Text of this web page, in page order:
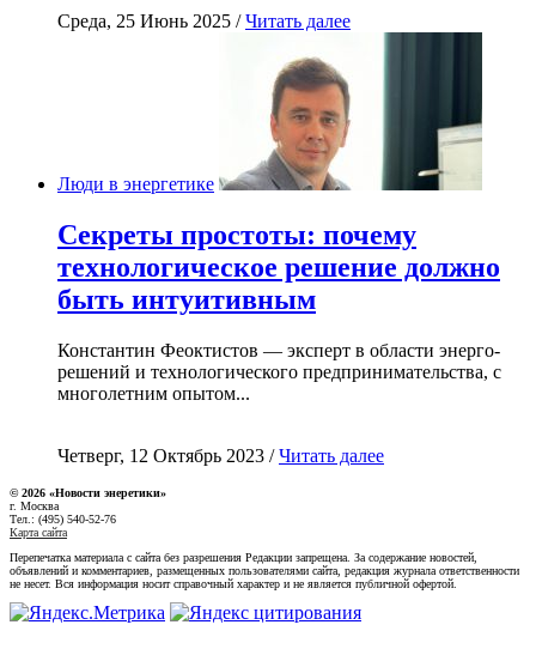
Среда, 25 Июнь 2025 /Читать далее
Люди в энергетике
Секреты простоты: почему
технологическое решение должно
быть интуитивным
Константин Феоктистов — эксперт в области энерго-
решений и технологического предпринимательства, с
многолетним опытом...
Четверг, 12 Октябрь 2023 /Читать далее
© 2026 «Новости энеретики»
г. Москва
Тел.: (495) 540-52-76
Карта сайта
Перепечатка материала с сайта без разрешения Редакции запрещена. За содержание новостей,
объявлений и комментариев, размещенных пользователями сайта, редакция журнала ответственности
не несет. Вся информация носит справочный характер и не является публичной офертой.